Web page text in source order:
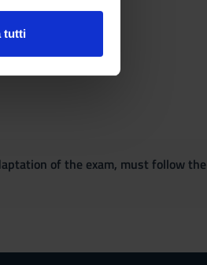
fornito loro o
tutti
of the exam, must follow the